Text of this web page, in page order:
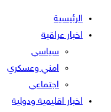
الرئيسية
اخبار عراقية
سياسي
امني وعسكري
اجتماعي
اخبار اقليمية ودولية